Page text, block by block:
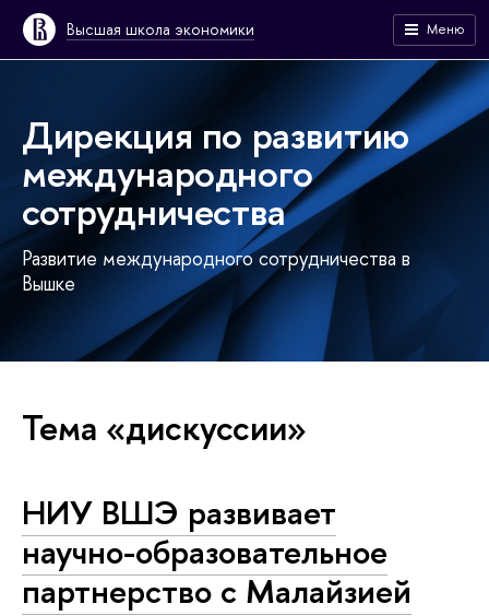
Высшая школа экономики Меню
Дирекция по развитию
международного
сотрудничества
Развитие международного сотрудничества в
Вышке
Тема «дискуссии»
НИУ ВШЭ развивает
научно-образовательное
партнерство с Малайзией